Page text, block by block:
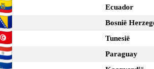
Ecuador
Bosnië
Tunesië
Paraguay